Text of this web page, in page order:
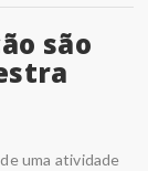
são
uma atividade